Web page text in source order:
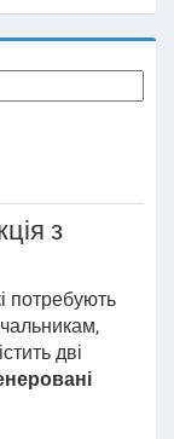
з
потребують
дві